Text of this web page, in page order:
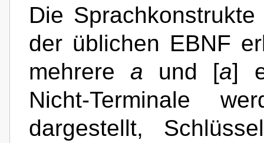
Die
der üblichen EBNF
mehrerea und [a]
Nicht-Terminale
dargestellt,